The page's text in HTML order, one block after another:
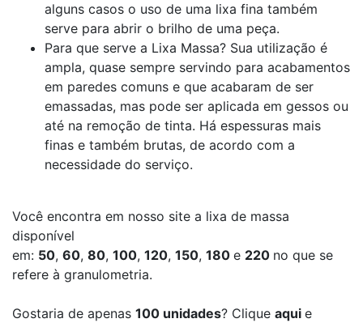
alguns casos o uso de uma lixa fina também
serve para abrir o brilho de uma peça.
Para que serve a Lixa Massa? Sua utilização é
ampla, quase sempre servindo para acabamentos
em paredes comuns e que acabaram de ser
emassadas, mas pode ser aplicada em gessos ou
até na remoção de tinta. Há espessuras mais
finas e também brutas, de acordo com a
necessidade do serviço.
Você encontra em nosso site a lixa de massa
disponível
em: 50, 60, 80, 100, 120, 150, 180 e 220 no que se
refere à granulometria.
Gostaria de apenas 100 unidades? Clique aqui e